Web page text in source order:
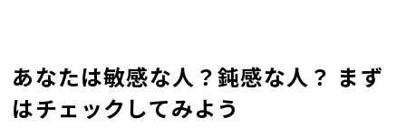
あなたは敏感な人？鈍感な人？ まず
はチェックしてみよう